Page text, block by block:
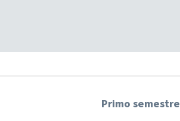
Primo semestre